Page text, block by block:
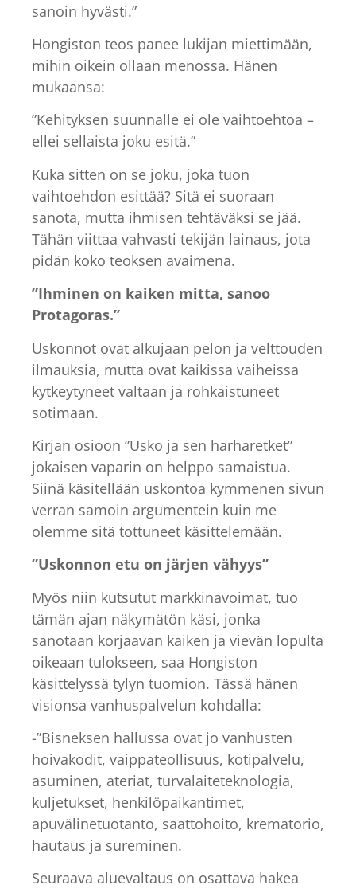
sanoin hyvästi.”
Hongiston teos panee lukijan miettimään,
mihin oikein ollaan menossa. Hänen
mukaansa:
”Kehityksen suunnalle ei ole vaihtoehtoa –
ellei sellaista joku esitä.”
Kuka sitten on se joku, joka tuon
vaihtoehdon esittää? Sitä ei suoraan
sanota, mutta ihmisen tehtäväksi se jää.
Tähän viittaa vahvasti tekijän lainaus, jota
pidän koko teoksen avaimena.
”Ihminen on kaiken mitta, sanoo
Protagoras.”
Uskonnot ovat alkujaan pelon ja velttouden
ilmauksia, mutta ovat kaikissa vaiheissa
kytkeytyneet valtaan ja rohkaistuneet
sotimaan.
Kirjan osioon ”Usko ja sen harharetket”
jokaisen vaparin on helppo samaistua.
Siinä käsitellään uskontoa kymmenen sivun
verran samoin argumentein kuin me
olemme sitä tottuneet käsittelemään.
”Uskonnon etu on järjen vähyys”
Myös niin kutsutut markkinavoimat, tuo
tämän ajan näkymätön käsi, jonka
sanotaan korjaavan kaiken ja vievän lopulta
oikeaan tulokseen, saa Hongiston
käsittelyssä tylyn tuomion. Tässä hänen
visionsa vanhuspalvelun kohdalla:
-”Bisneksen hallussa ovat jo vanhusten
hoivakodit, vaippateollisuus, kotipalvelu,
asuminen, ateriat, turvalaiteteknologia,
kuljetukset, henkilöpaikantimet,
apuvälinetuotanto, saattohoito, krematorio,
hautaus ja sureminen.
Seuraava aluevaltaus on osattava hakea